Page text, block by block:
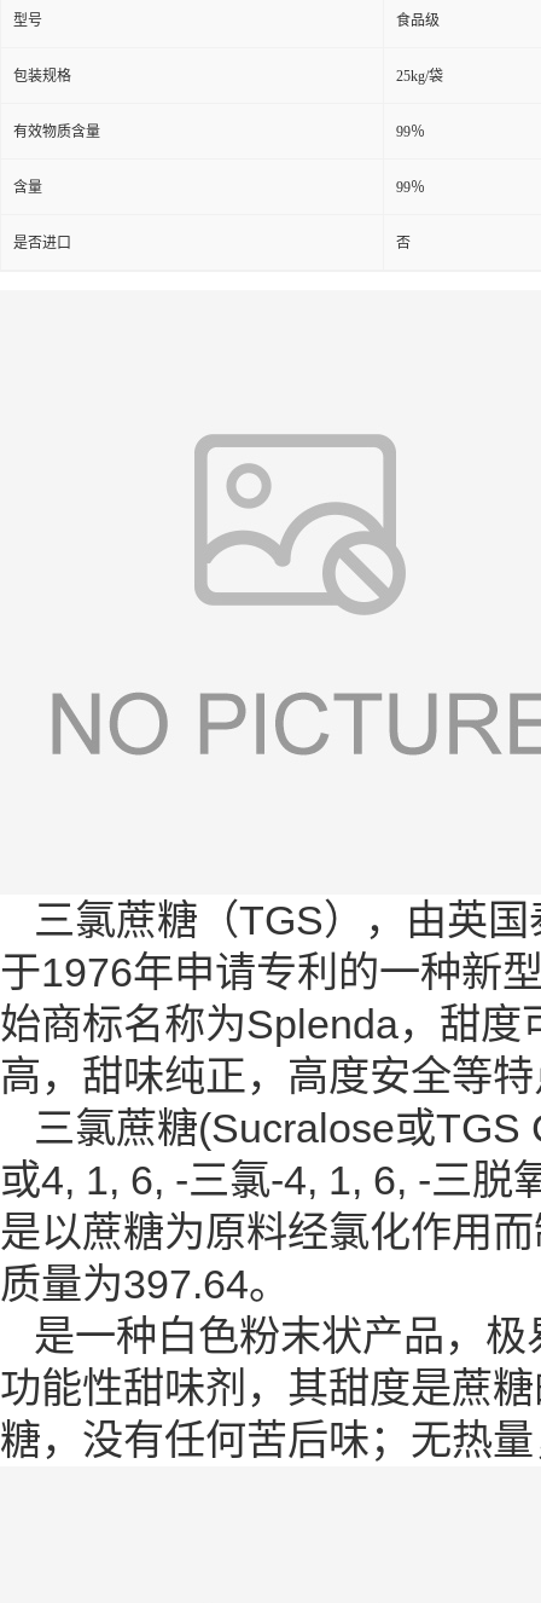
型号 食品级
包装规格 25kg/袋
有效物质含量 99％
含量 99％
是否进口 否
三氯蔗糖（TGS），由英
于1976年申请专利的一种新
始商标名称为Splenda，甜
高，甜味纯正，高度安全等
三氯蔗糖(Sucralose或TGS
或4, 1, 6, -三氯-4, 1, 6, -三
是以蔗糖为原料经氯化作用
质量为397.64。
是一种白色粉末状产品，极
功能性甜味剂，其甜度是蔗
糖，没有任何苦后味；无热